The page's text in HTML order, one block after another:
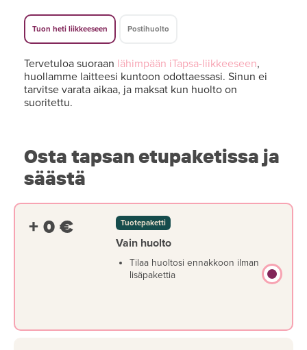
Tuon heti liikkeeseen Postihuolto
Tervetuloa suoraan lähimpään iTapsa-liikkeeseen,
huollamme laitteesi kuntoon odottaessasi. Sinun ei
tarvitse varata aikaa, ja maksat kun huolto on
suoritettu.
Osta tapsan etupaketissa ja
säästä
+ 0 € Tuotepaketti
Vain huolto
Tilaa huoltosi ennakkoon ilman
lisäpakettia